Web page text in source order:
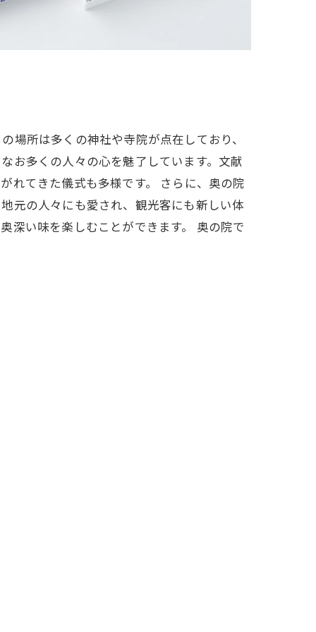
場所は多くの神社や寺院が点在しており、
お多くの人々の心を魅了しています。文献
れてきた儀式も多様です。 さらに、奥の院
元の人々にも愛され、観光客にも新しい体
深い味を楽しむことができます。 奥の院で